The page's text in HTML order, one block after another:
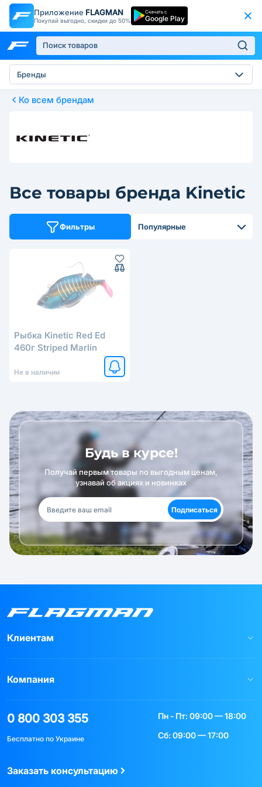
Приложение FLAGMAN
Покупай выгодно, скидки до 50%
Скачать с
Google Play
Бренды
Ко всем брендам
Все товары бренда Kinetic
Фильтры Популярные
Рыбка Kinetic Red Ed
460г Striped Marlin
Не в наличии
Будь в курсе!
Получай первым товары по выгодным ценам,
узнавай об акциях и новинках
Подписаться
Клиентам
Компания
0 800 303 355
Бесплатно по Украине
Пн - Пт: 09:00 — 18:00
Сб: 09:00 — 17:00
Заказать консультацию